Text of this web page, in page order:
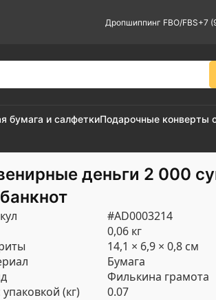
Дропшиппинг FBO/FBS+7
бумага и салфеткиПодарочные конверты
деньги 2 000
#AD0003214
0,06 кг
14,1 × 6,9 × 0,8 см
Бумага
Филькина грамота
упаковкой (кг)
0.07